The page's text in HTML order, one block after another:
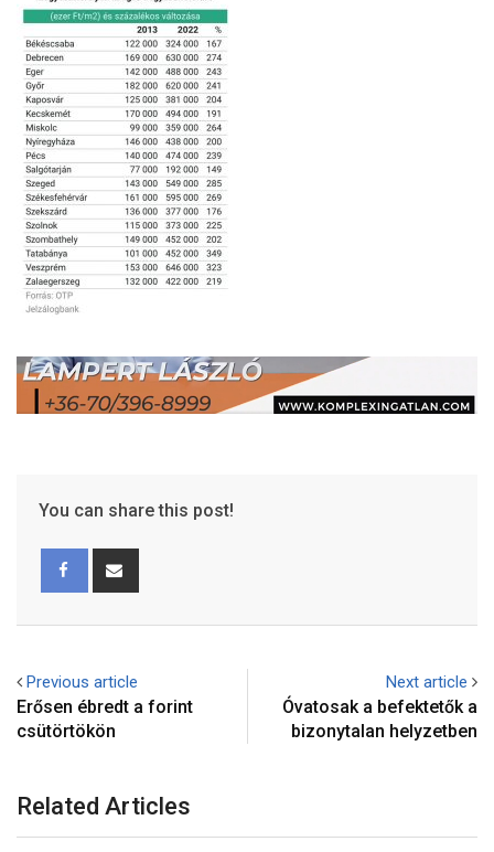
You can share this post!
Previous article
Erősen ébredt a forint
csütörtökön
Next article
Óvatosak a befektetők a
bizonytalan helyzetben
Related Articles